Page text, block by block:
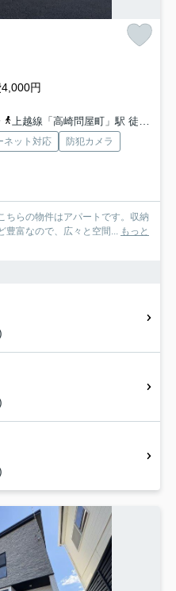
円
上越線「高崎問屋町」駅 徒歩26分
ネット対応
防犯カメラ
ちらの物件はアパートです。収納
豊富なので、広々と空間... もっと